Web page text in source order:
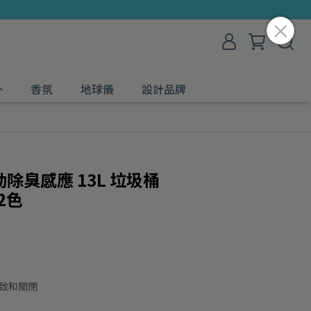
香氛 地球儀 設計品牌
除臭感應 13L 垃圾桶
色
和關閉